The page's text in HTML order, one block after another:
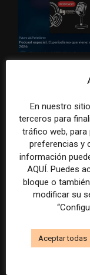
periodismo que
de destacados
la industria de los
verificación y
mejoran la
En nuestro
terceros para
tráfico web,
preferencias y
información
AQUÍ. Puedes
bloque o
modificar su
Aceptar todas